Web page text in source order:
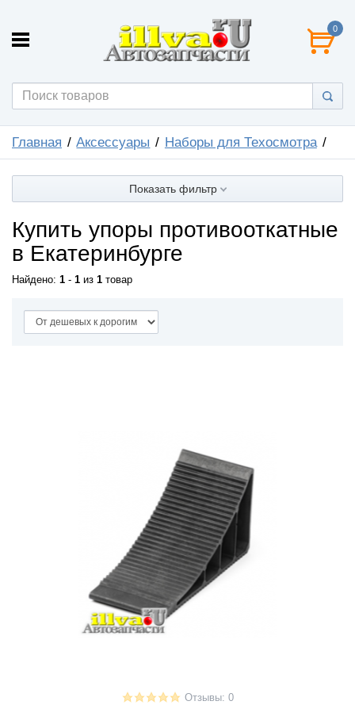
0
Главная Аксессуары Наборы для Техосмотра
Показать фильтр
Купить упоры противооткатные
в Екатеринбурге
Найдено: 1 - 1 из 1 товар
Отзывы: 0